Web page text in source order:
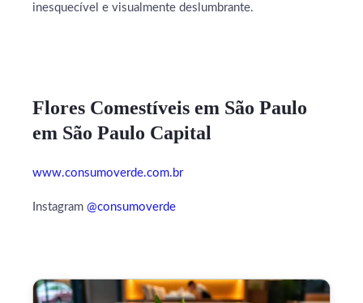
inesquecível e visualmente deslumbrante.
Flores Comestíveis em São Paulo
em São Paulo Capital
www.consumoverde.com.br
Instagram @consumoverde